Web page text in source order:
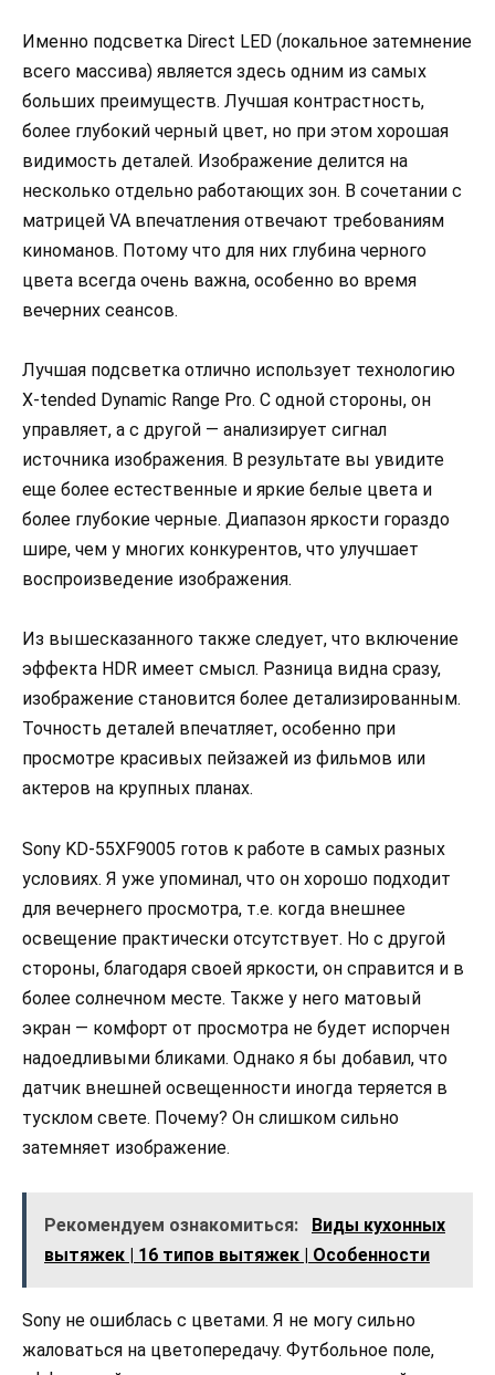
Именно подсветка Direct LED (локальное затемнение
всего массива) является здесь одним из самых
больших преимуществ. Лучшая контрастность,
более глубокий черный цвет, но при этом хорошая
видимость деталей. Изображение делится на
несколько отдельно работающих зон. В сочетании с
матрицей VA впечатления отвечают требованиям
киноманов. Потому что для них глубина черного
цвета всегда очень важна, особенно во время
вечерних сеансов.
Лучшая подсветка отлично использует технологию
X-tended Dynamic Range Pro. С одной стороны, он
управляет, а с другой — анализирует сигнал
источника изображения. В результате вы увидите
еще более естественные и яркие белые цвета и
более глубокие черные. Диапазон яркости гораздо
шире, чем у многих конкурентов, что улучшает
воспроизведение изображения.
Из вышесказанного также следует, что включение
эффекта HDR имеет смысл. Разница видна сразу,
изображение становится более детализированным.
Точность деталей впечатляет, особенно при
просмотре красивых пейзажей из фильмов или
актеров на крупных планах.
Sony KD-55XF9005 готов к работе в самых разных
условиях. Я уже упоминал, что он хорошо подходит
для вечернего просмотра, т.е. когда внешнее
освещение практически отсутствует. Но с другой
стороны, благодаря своей яркости, он справится и в
более солнечном месте. Также у него матовый
экран — комфорт от просмотра не будет испорчен
надоедливыми бликами. Однако я бы добавил, что
датчик внешней освещенности иногда теряется в
тусклом свете. Почему? Он слишком сильно
затемняет изображение.
Рекомендуем ознакомиться:
Виды кухонных
вытяжек | 16 типов вытяжек | Особенности
Sony не ошиблась с цветами. Я не могу сильно
жаловаться на цветопередачу. Футбольное поле,